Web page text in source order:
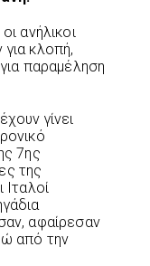
ανήλικοι
κλοπή,
παραμέληση
γίνει
7ης
της
αφαίρεσαν
από την